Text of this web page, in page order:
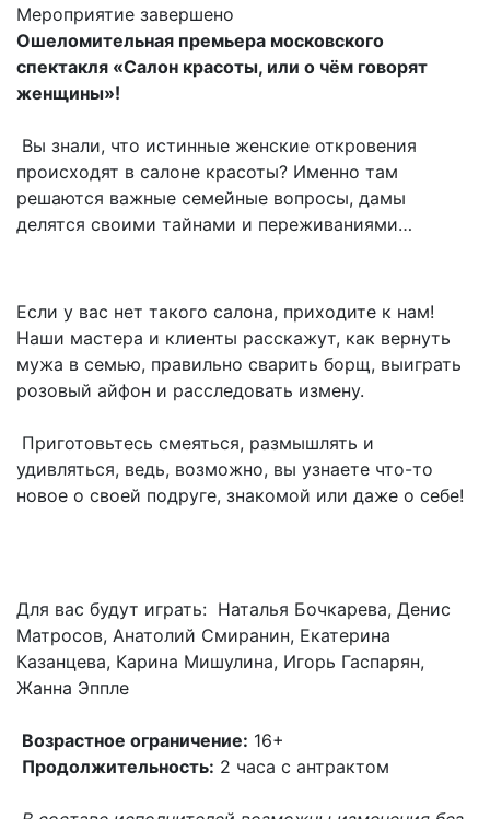
Мероприятие завершено
Ошеломительная премьера московского
спектакля «Салон красоты, или о чём говорят
женщины»!
Вы знали, что истинные женские откровения
происходят в салоне красоты? Именно там
решаются важные семейные вопросы, дамы
делятся своими тайнами и переживаниями…
Если у вас нет такого салона, приходите к нам!
Наши мастера и клиенты расскажут, как вернуть
мужа в семью, правильно сварить борщ, выиграть
розовый айфон и расследовать измену.
Приготовьтесь смеяться, размышлять и
удивляться, ведь, возможно, вы узнаете что-то
новое о своей подруге, знакомой или даже о себе!
Для вас будут играть: Наталья Бочкарева, Денис
Матросов, Анатолий Смиранин, Екатерина
Казанцева, Карина Мишулина, Игорь Гаспарян,
Жанна Эппле
Возрастное ограничение: 16+
Продолжительность: 2 часа с антрактом